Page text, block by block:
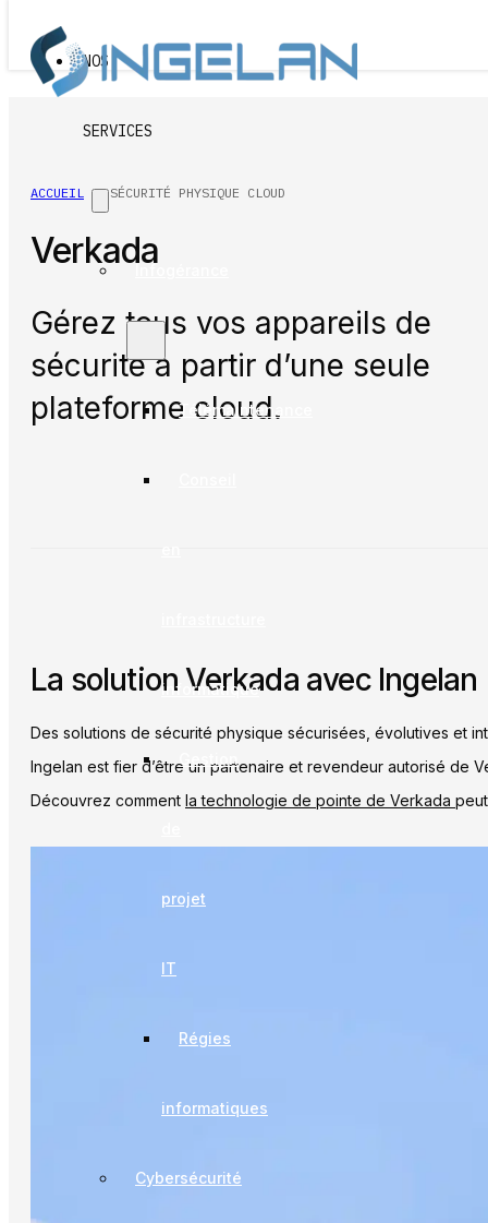
NOS
SERVICES
Télémaintenance
informatique
Gestion
projet
IT
Régies
informatiques
Cybersécurité
ACCUEIL SÉCURITÉ PHYSIQUE CLOUD
Verkada
Gérez tous vos appareils de
sécurité à partir d’une seule
plateforme cloud.
La solution Verkada avec Ingelan
Des solutions de sécurité physique sécurisées, évolutives et
Ingelan est fier d’être un partenaire et revendeur autorisé de
Découvrez comment la technologie de pointe de Verkada